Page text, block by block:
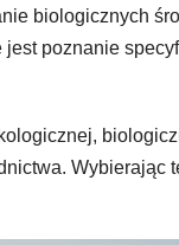
biologicznych
poznanie